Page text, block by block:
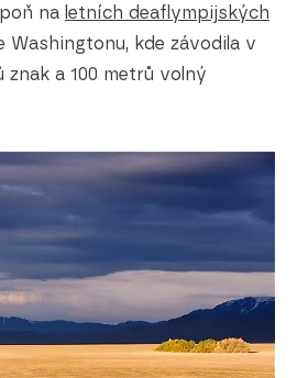
na letních deaflympijských
Washingtonu, kde závodila v
znak a 100 metrů volný